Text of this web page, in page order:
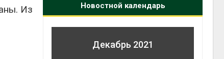
Из
Новостной календарь
Декабрь 2021